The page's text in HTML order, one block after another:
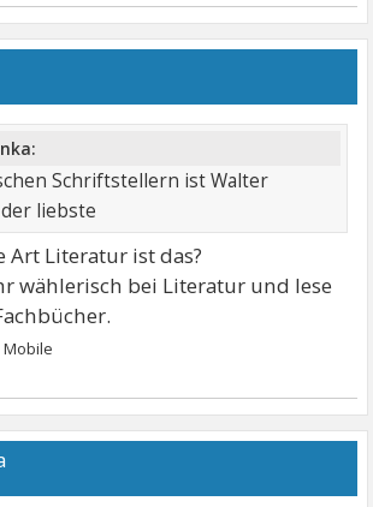
Schriftstellern ist Walter
liebste
Art Literatur ist das?
wählerisch bei Literatur und lese